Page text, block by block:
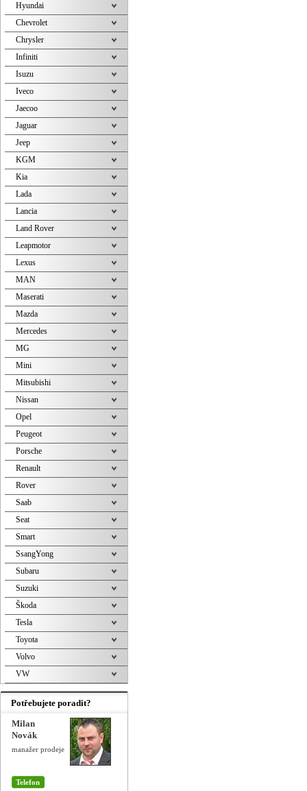
Hyundai
Chevrolet
Chrysler
Infiniti
Isuzu
Iveco
Jaecoo
Jaguar
Jeep
KGM
Kia
Lada
Lancia
Land Rover
Leapmotor
Lexus
MAN
Maserati
Mazda
Mercedes
MG
Mini
Mitsubishi
Nissan
Opel
Peugeot
Porsche
Renault
Rover
Saab
Seat
Smart
SsangYong
Subaru
Suzuki
Škoda
Tesla
Toyota
Volvo
VW
Potřebujete poradit?
Milan
Novák
manažer prodeje
Telefon